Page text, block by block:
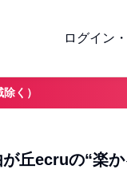
ログイン
く）
丘ecruの“楽